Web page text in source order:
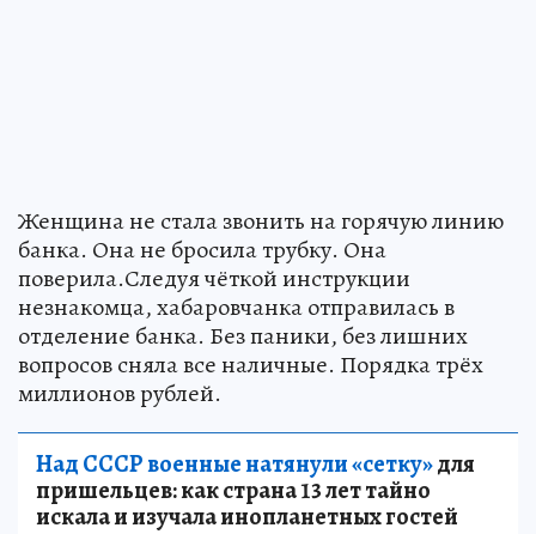
Женщина не стала звонить на горячую линию
банка. Она не бросила трубку. Она
поверила.Следуя чёткой инструкции
незнакомца, хабаровчанка отправилась в
отделение банка. Без паники, без лишних
вопросов сняла все наличные. Порядка трёх
миллионов рублей.
Над СССР военные натянули «сетку»для
пришельцев: как страна 13 лет тайно
искала и изучала инопланетных гостей